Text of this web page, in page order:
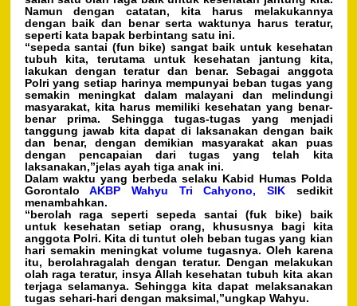
Namun dengan catatan, kita harus melakukannya
dengan baik dan benar serta waktunya harus teratur,
seperti kata bapak berbintang satu ini.
“sepeda santai (fun bike) sangat baik untuk kesehatan
tubuh kita, terutama untuk kesehatan jantung kita,
lakukan dengan teratur dan benar. Sebagai anggota
Polri yang setiap harinya mempunyai beban tugas yang
semakin meningkat dalam malayani dan melindungi
masyarakat, kita harus memiliki kesehatan yang benar-
benar prima. Sehingga tugas-tugas yang menjadi
tanggung jawab kita dapat di laksanakan dengan baik
dan benar, dengan demikian masyarakat akan puas
dengan pencapaian dari tugas yang telah kita
laksanakan,”jelas ayah tiga anak ini.
Dalam waktu yang berbeda selaku Kabid Humas Polda
GorontaloAKBP Wahyu Tri Cahyono, SIKsedikit
menambahkan.
“berolah raga seperti sepeda santai (fuk bike) baik
untuk kesehatan setiap orang, khususnya bagi kita
anggota Polri. Kita di tuntut oleh beban tugas yang kian
hari semakin meningkat volume tugasnya. Oleh karena
itu, berolahragalah dengan teratur. Dengan melakukan
olah raga teratur, insya Allah kesehatan tubuh kita akan
terjaga selamanya. Sehingga kita dapat melaksanakan
tugas sehari-hari dengan maksimal,”ungkap Wahyu.